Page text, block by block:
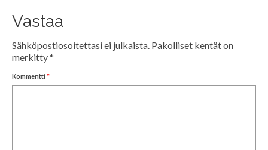
Vastaa
Sähköpostiosoitettasi ei julkaista. Pakolliset kentät on
merkitty*
Kommentti*